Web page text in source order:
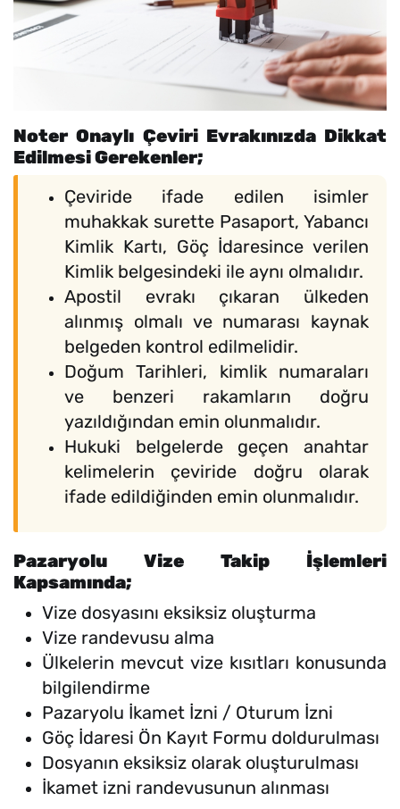
Noter Onaylı Çeviri Evrakınızda Dikkat
Edilmesi Gerekenler;
Çeviride ifade edilen isimler
muhakkak surette Pasaport, Yabancı
Kimlik Kartı, Göç İdaresince verilen
Kimlik belgesindeki ile aynı olmalıdır.
Apostil evrakı çıkaran ülkeden
alınmış olmalı ve numarası kaynak
belgeden kontrol edilmelidir.
Doğum Tarihleri, kimlik numaraları
ve benzeri rakamların doğru
yazıldığından emin olunmalıdır.
Hukuki belgelerde geçen anahtar
kelimelerin çeviride doğru olarak
ifade edildiğinden emin olunmalıdır.
Pazaryolu Vize Takip İşlemleri
Kapsamında;
Vize dosyasını eksiksiz oluşturma
Vize randevusu alma
Ülkelerin mevcut vize kısıtları konusunda
bilgilendirme
Pazaryolu İkamet İzni / Oturum İzni
Göç İdaresi Ön Kayıt Formu doldurulması
Dosyanın eksiksiz olarak oluşturulması
İkamet izni randevusunun alınması